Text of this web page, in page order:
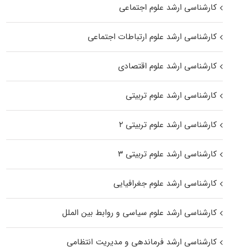
کارشناسی ارشد علوم اجتماعی
کارشناسی ارشد علوم ارتباطات اجتماعی
کارشناسی ارشد علوم اقتصادی
کارشناسی ارشد علوم تربیتی
کارشناسی ارشد علوم تربیتی ۲
کارشناسی ارشد علوم تربیتی ۳
کارشناسی ارشد علوم جغرافیایی
کارشناسی ارشد علوم سیاسی و روابط بین الملل
کارشناسی ارشد فرماندهی و مدیریت انتظامی